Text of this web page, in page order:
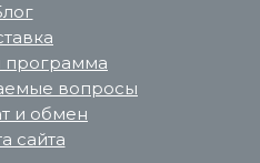
вопросы
программа
сайта
и обмен